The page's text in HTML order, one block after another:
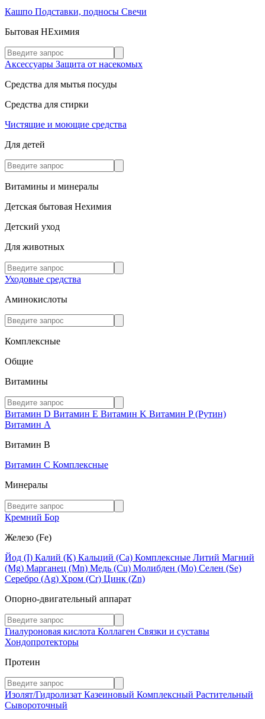
Кашпо Подставки, подносы Свечи
Бытовая НЕхимия
Аксессуары Защита от насекомых
Средства для мытья посуды
Средства для стирки
Чистящие и моющие средства
Для детей
Витамины и минералы
Детская бытовая Нехимия
Детский уход
Для животных
Уходовые средства
Аминокислоты
Комплексные
Общие
Витамины
Витамин D Витамин E Витамин K Витамин P (Рутин)
Витамин А
Витамин В
Витамин C Комплексные
Минералы
Кремний Бор
Железо (Fe)
Йод (I) Калий (К) Кальций (Са) Комплексные Литий Магний
(Mg) Марганец (Mn) Медь (Сu) Молибден (Мо) Селен (Se)
Серебро (Ag) Хром (Cr) Цинк (Zn)
Опорно-двигательный аппарат
Гиалуроновая кислота Коллаген Связки и суставы
Хондопротекторы
Протеин
Изолят/Гидролизат Казеиновый Комплексный Растительный
Сывороточный